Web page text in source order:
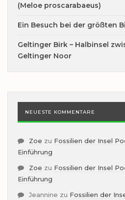
(Meloe proscarabaeus)
Ein Besuch bei der größten
Geltinger Birk – Halbinsel
Geltinger Noor
NEUESTE KOMMENTARE
Zoe zu Fossilien der Insel
Einführung
Zoe zu Fossilien der Insel
Einführung
Jeannine zu Fossilien der